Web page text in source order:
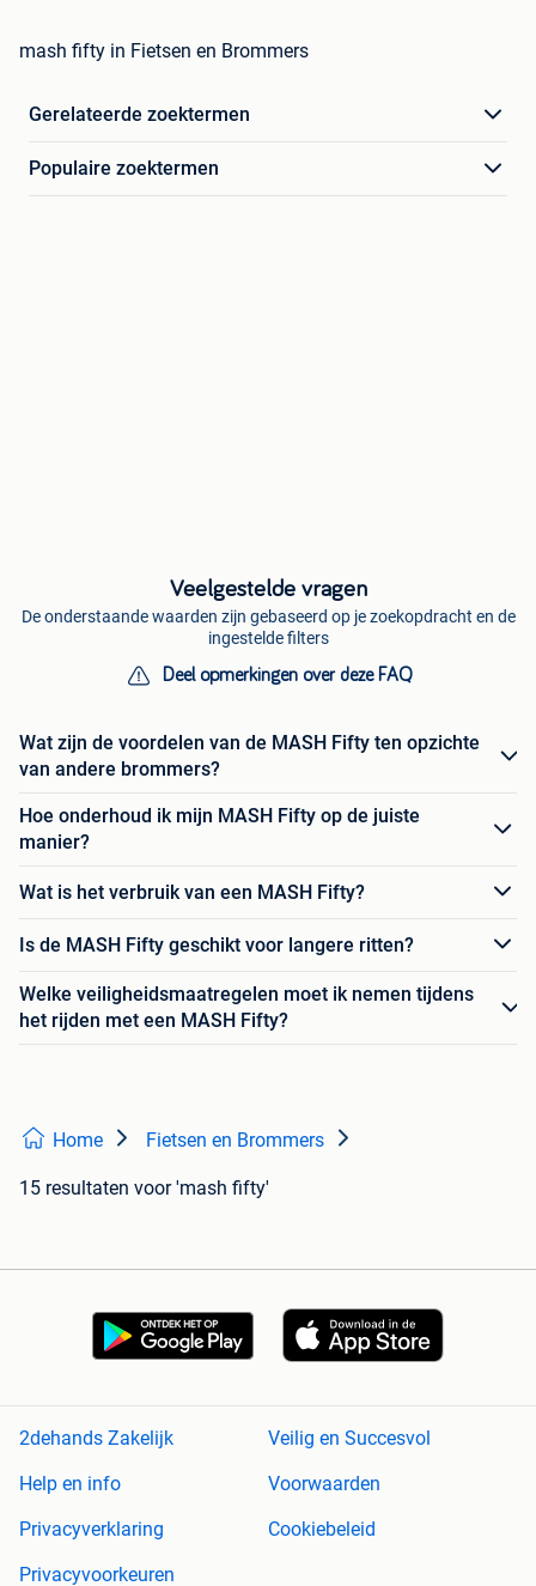
mash fifty in Fietsen en Brommers
Gerelateerde zoektermen
Populaire zoektermen
Veelgestelde vragen
De onderstaande waarden zijn gebaseerd op je zoekopdracht en de
ingestelde filters
Deel opmerkingen over deze FAQ
Wat zijn de voordelen van de MASH Fifty ten opzichte
van andere brommers?
Hoe onderhoud ik mijn MASH Fifty op de juiste
manier?
Wat is het verbruik van een MASH Fifty?
Is de MASH Fifty geschikt voor langere ritten?
Welke veiligheidsmaatregelen moet ik nemen tijdens
het rijden met een MASH Fifty?
Home Fietsen en Brommers
15 resultaten voor 'mash fifty'
2dehands Zakelijk
Veilig en Succesvol
Help en info
Voorwaarden
Privacyverklaring
Cookiebeleid
Privacyvoorkeuren